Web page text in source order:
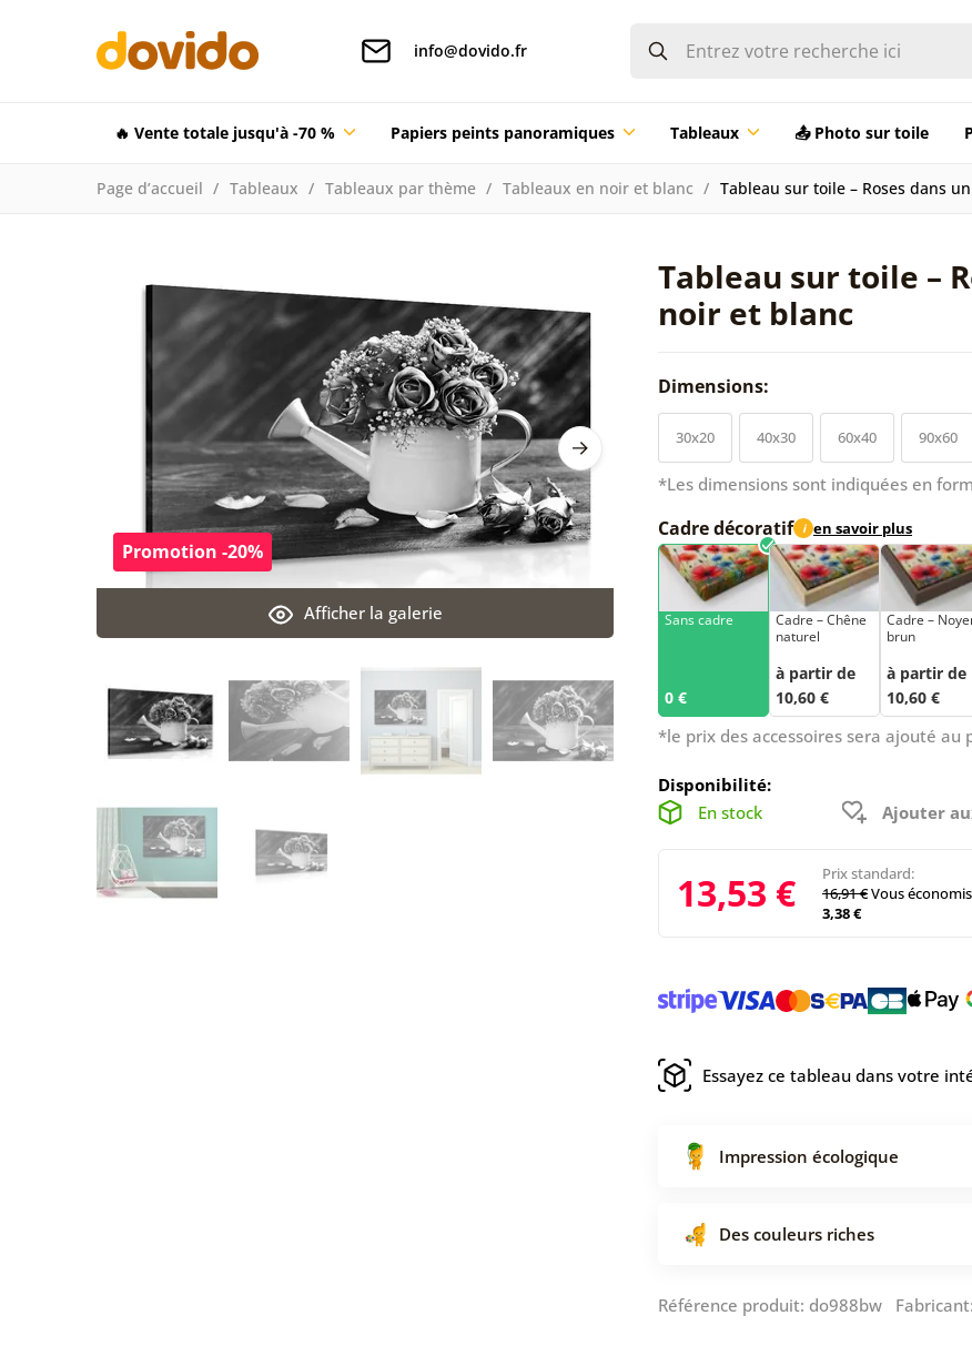
info@dovido.fr
🔥 Vente totale jusqu'à -70 % Papiers peints panoramiques Tableaux 📤 Photo sur toile
Page d’accueil Tableaux Tableaux par thème Tableaux en noir et blanc Tableau sur toile – Roses dans
Tableau sur toile –
noir et blanc
Afficher la galerie
Promotion -20%
Dimensions:
30x20 40x30 60x40 90x60
*Les dimensions sont indiquées en
Cadre décoratif i en savoir plus
Sans cadre
0 €
Cadre – Chêne
naturel
à partir de
10,60 €
Cadre –
brun
à partir de
10,60 €
*le prix des accessoires sera ajouté
Disponibilité:
En stock
Ajouter
13,53 €
Prix standard:
16,91 €Vous
3,38 €
Essayez ce tableau dans votre
Impression écologique
Des couleurs riches
Référence produit: do988bw Fabricant: